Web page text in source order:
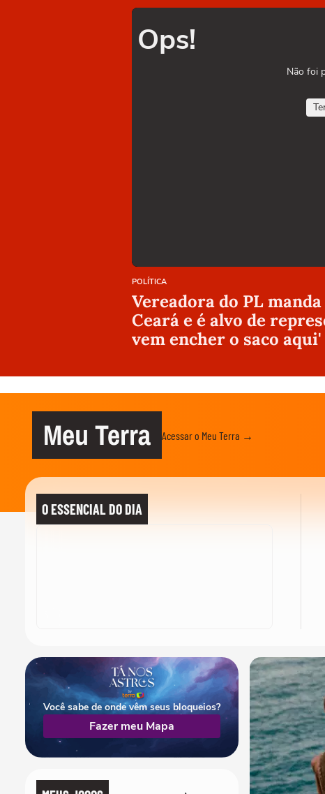
Ops!
Não foi
POLÍTICA
Vereadora do PL
Ceará e é alvo de
vem encher o saco aqui'
Meu Terra Acessar o Meu Terra →
O ESSENCIAL DO DIA
Você sabe de onde vêm seus bloqueios?
Fazer meu Mapa